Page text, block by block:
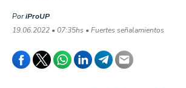
PoriProUP
19.06.2022 • 07:35hs • Fuertes señalamientos